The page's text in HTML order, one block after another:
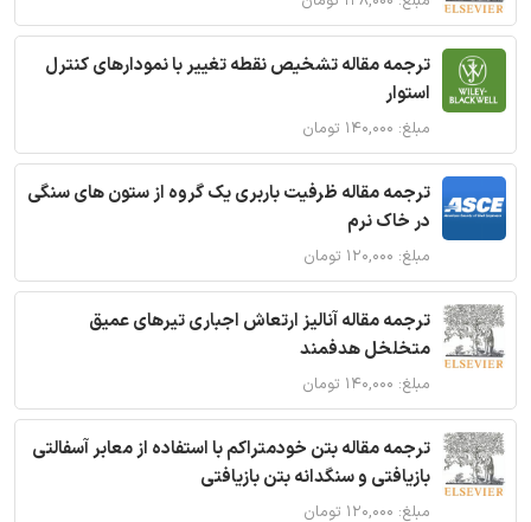
ترجمه مقاله تشخیص نقطه تغییر با نمودارهای کنترل
استوار
مبلغ: ۱۴۰,۰۰۰ تومان
ترجمه مقاله ظرفیت باربری یک گروه از ستون های سنگی
در خاک نرم
مبلغ: ۱۲۰,۰۰۰ تومان
ترجمه مقاله آنالیز ارتعاش اجباری تیرهای عمیق
متخلخل هدفمند
مبلغ: ۱۴۰,۰۰۰ تومان
ترجمه مقاله بتن خودمتراکم با استفاده از معابر آسفالتی
بازیافتی و سنگدانه بتن بازیافتی
مبلغ: ۱۲۰,۰۰۰ تومان